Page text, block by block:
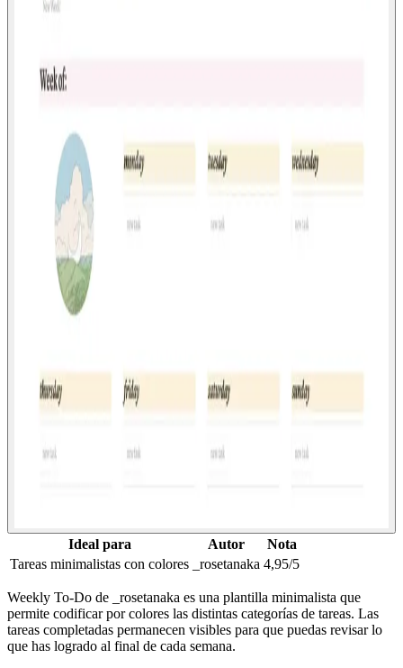
Ideal para Autor
Nota
Tareas minimalistas con colores
_rosetanaka 4,95/5
Weekly To-Do de _rosetanaka es una plantilla minimalista que
permite codificar por colores las distintas categorías de tareas. Las
tareas completadas permanecen visibles para que puedas revisar lo
que has logrado al final de cada semana.